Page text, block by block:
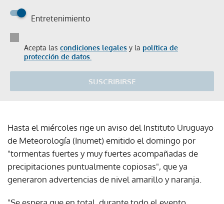
Entretenimiento
Acepta las condiciones legales y la política de
protección de datos.
SUSCRIBIRSE
Hasta el miércoles rige un aviso del Instituto Uruguayo
de Meteorología (Inumet) emitido el domingo por
"tormentas fuertes y muy fuertes acompañadas de
precipitaciones puntualmente copiosas", que ya
generaron advertencias de nivel amarillo y naranja.